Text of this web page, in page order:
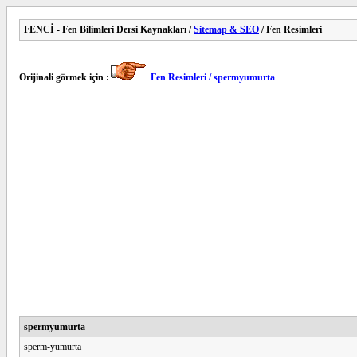
FENCİ - Fen Bilimleri Dersi Kaynakları /Sitemap & SEO / Fen Resimleri
Orijinali görmek için : Fen Resimleri / spermyumurta
spermyumurta
sperm-yumurta